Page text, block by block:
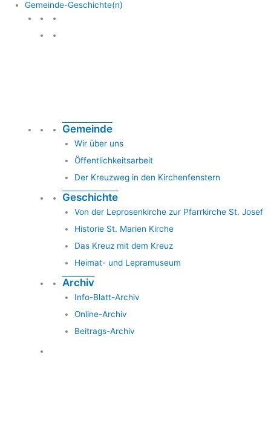
Gemeinde-Geschichte(n)
Gemeinde
Wir über uns
Öffentlichkeitsarbeit
Der Kreuzweg in den Kirchenfenstern
Geschichte
Von der Leprosenkirche zur Pfarrkirche St. Josef
Historie St. Marien Kirche
Das Kreuz mit dem Kreuz
Heimat- und Lepramuseum
Archiv
Info-Blatt-Archiv
Online-Archiv
Beitrags-Archiv